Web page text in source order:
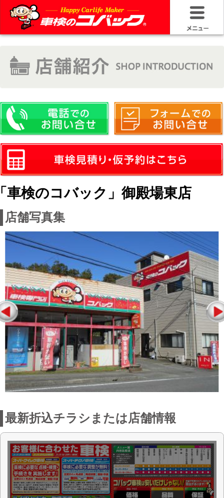
HOME
お問い合わ
車検サービ
安さの構造
20年50万キ
車検のコバック」御殿場東店
店舗写真集
最新折込チラシまたは店舗情報
点検整備に関わる料金表
お店からの一言